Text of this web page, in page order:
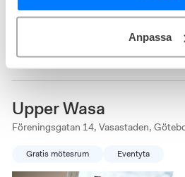
Anpassa
kr/person/mån
arbetsplatser
Medlemskap från3 890kr/person/mån
mötesrum, hundvänlig atmosfär och
kollektivtrafik.
Upper Wasa
Föreningsgatan 14, Vasastaden,
Gratis mötesrum Eventyta